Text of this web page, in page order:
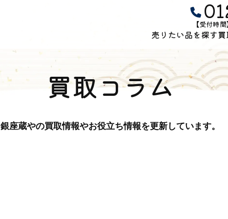
【受付時
売りたい品を探す
買
出
買取コラム
銀座蔵やの買取情報やお役立ち情報を更新しています。